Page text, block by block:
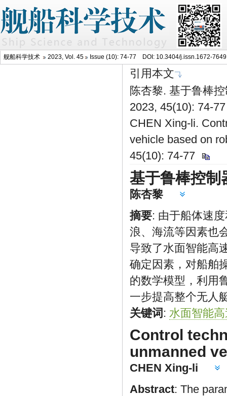
舰船科学技术 2023, Vol. 45 Issue (10): 74-77 DOI: 10.3404/j.issn.1672-
引用本文
陈杏黎. 基于鲁棒
2023, 45(10): 74-
CHEN Xing-li.
vehicle based on
45(10): 74-77
基于鲁棒控制
陈杏黎
摘要: 由于船体速
浪、海流等因素也
导致了水面智能高
确定因素，对船舶
的数学模型，利用
一步提高整个无人
关键词 : 水面智能
Control
unmanned
CHEN Xing-li
Abstract: The